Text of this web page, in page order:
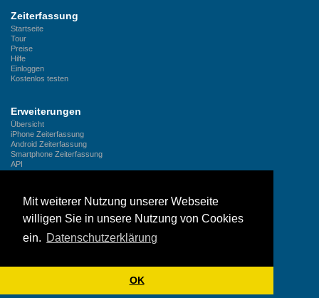
Mit weiterer Nutzung unserer Webseite
willigen Sie in unsere Nutzung von Cookies
ein. Datenschutzerklärung
OK
Zeiterfassung
Startseite
Tour
Preise
Hilfe
Einloggen
Kostenlos testen
Erweiterungen
Übersicht
iPhone Zeiterfassung
Android Zeiterfassung
Smartphone Zeiterfassung
API
Unternehmen
Kontakt
Über LogMyTime
Referenzen
Neuigkeiten
Rechtliches